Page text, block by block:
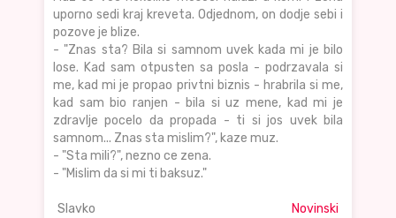
uporno sedi kraj kreveta. Odjednom, on dodje sebi i
pozove je blize.
- "Znas sta? Bila si samnom uvek kada mi je bilo
lose. Kad sam otpusten sa posla - podrzavala si
me, kad mi je propao privtni biznis - hrabrila si me,
kad sam bio ranjen - bila si uz mene, kad mi je
zdravlje pocelo da propada - ti si jos uvek bila
samnom... Znas sta mislim?", kaze muz.
- "Sta mili?", nezno ce zena.
- "Mislim da si mi ti baksuz."
Slavko Novinski